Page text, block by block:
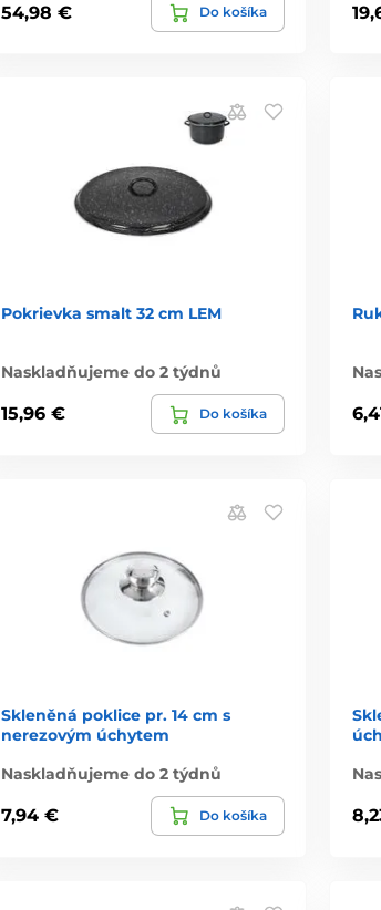
54,98 € Do košíka
Pokrievka smalt 32 cm LEM
Naskladňujeme do 2 týdnů
15,96 € Do košíka
Skleněná poklice pr. 14 cm s
nerezovým úchytem
Naskladňujeme do 2 týdnů
7,94 € Do košíka